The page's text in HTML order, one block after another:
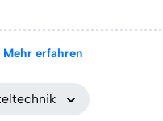
Mehr erfahren